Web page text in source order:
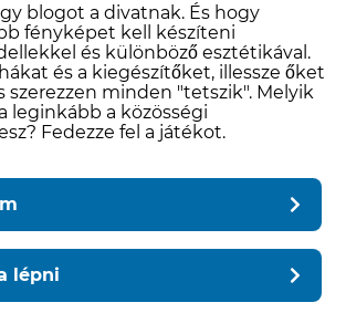
blogot a divatnak. És hogy
fényképet kell készíteni
és különböző esztétikával.
és a kiegészítőket, illessze őket
szerezzen minden "tetszik". Melyik
leginkább a közösségi
Fedezze fel a játékot.
lépni